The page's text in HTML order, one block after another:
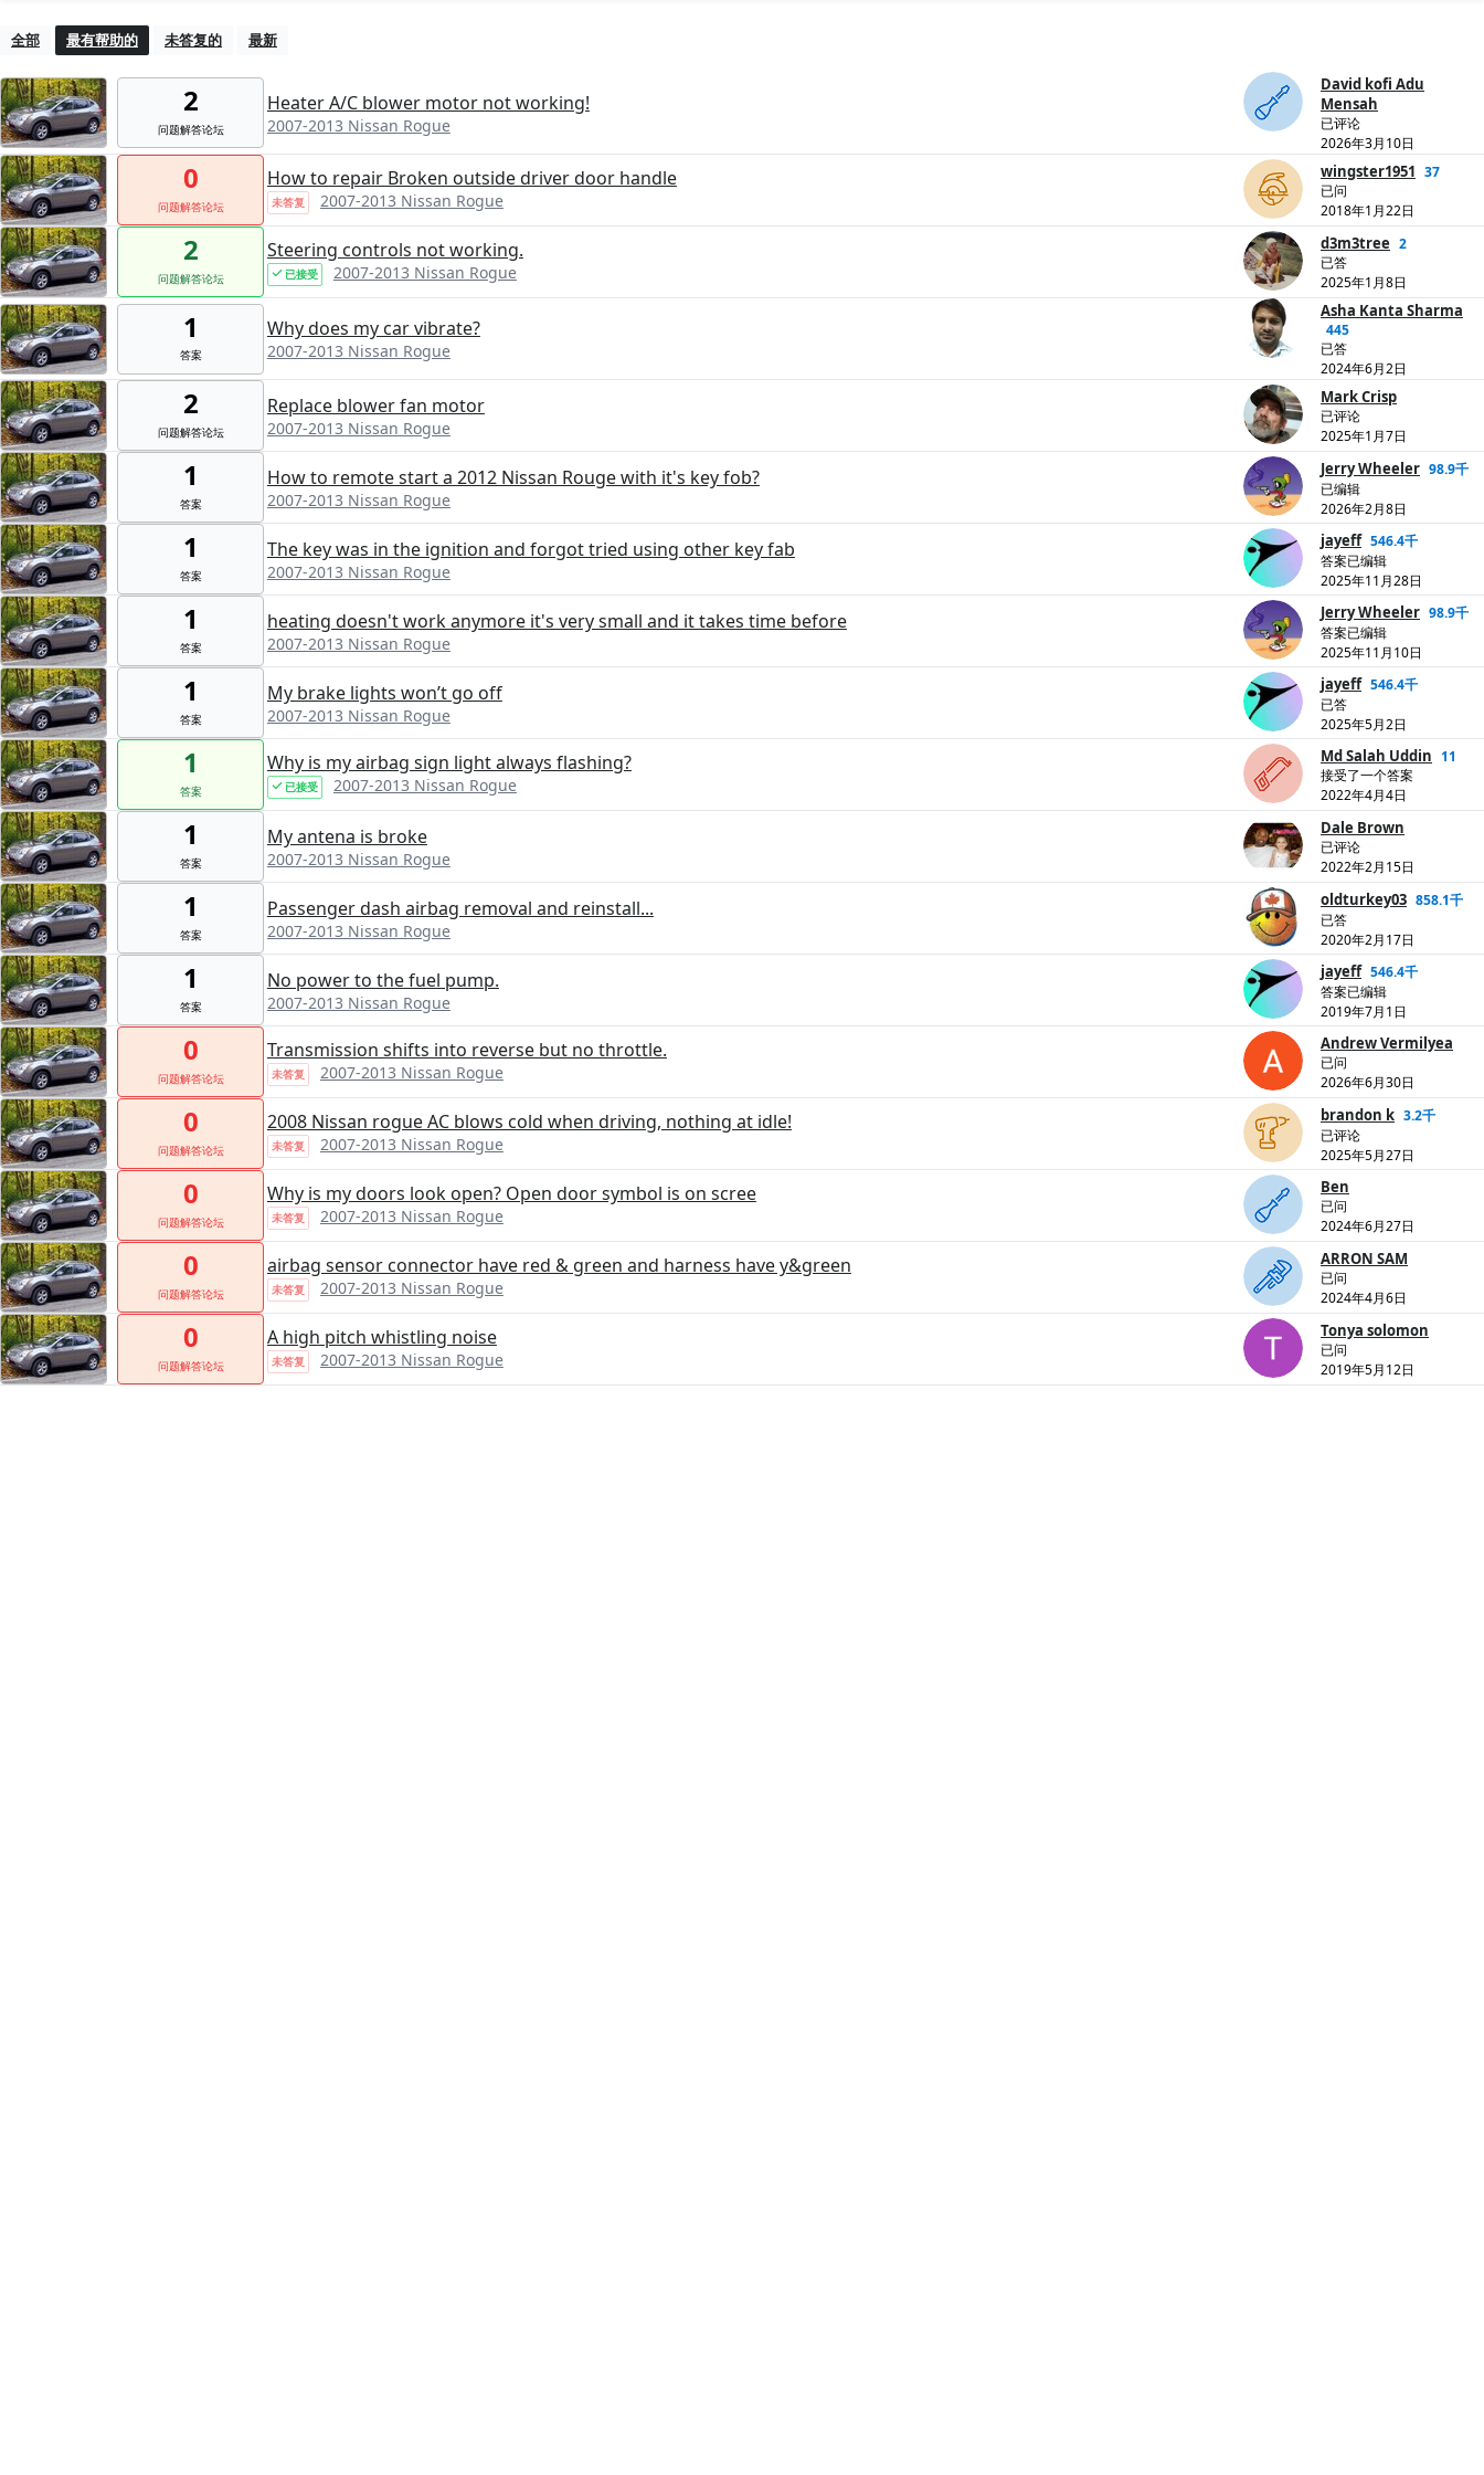
全部 最有帮助的 未答复的 最新
2
问题解答论坛
Heater A/C blower motor not working!
2007-2013 Nissan Rogue
David kofi Adu
Mensah
已评论
2026年3月10日
0
问题解答论坛
How to repair Broken outside driver door handle
未答复 2007-2013 Nissan Rogue
wingster1951 37
已问
2018年1月22日
2
问题解答论坛
Steering controls not working.
已接受 2007-2013 Nissan Rogue
d3m3tree 2
已答
2025年1月8日
1
答案
Why does my car vibrate?
2007-2013 Nissan Rogue
Asha Kanta Sharma
445
已答
2024年6月2日
2
问题解答论坛
Replace blower fan motor
2007-2013 Nissan Rogue
Mark Crisp
已评论
2025年1月7日
1
答案
How to remote start a 2012 Nissan Rouge with it's key fob?
2007-2013 Nissan Rogue
Jerry Wheeler 98.9千
已编辑
2026年2月8日
1
答案
The key was in the ignition and forgot tried using other key fab
2007-2013 Nissan Rogue
jayeff 546.4千
答案已编辑
2025年11月28日
1
答案
heating doesn't work anymore it's very small and it takes time before
2007-2013 Nissan Rogue
Jerry Wheeler 98.9千
答案已编辑
2025年11月10日
1
答案
My brake lights won’t go off
2007-2013 Nissan Rogue
jayeff 546.4千
已答
2025年5月2日
1
答案
Why is my airbag sign light always flashing?
已接受 2007-2013 Nissan Rogue
Md Salah Uddin 11
接受了一个答案
2022年4月4日
1
答案
My antena is broke
2007-2013 Nissan Rogue
Dale Brown
已评论
2022年2月15日
1
答案
Passenger dash airbag removal and reinstall...
2007-2013 Nissan Rogue
oldturkey03 858.1千
已答
2020年2月17日
1
答案
No power to the fuel pump.
2007-2013 Nissan Rogue
jayeff 546.4千
答案已编辑
2019年7月1日
0
问题解答论坛
Transmission shifts into reverse but no throttle.
未答复 2007-2013 Nissan Rogue
Andrew Vermilyea
已问
2026年6月30日
0
问题解答论坛
2008 Nissan rogue AC blows cold when driving, nothing at idle!
未答复 2007-2013 Nissan Rogue
brandon k 3.2千
已评论
2025年5月27日
0
问题解答论坛
Why is my doors look open? Open door symbol is on scree
未答复 2007-2013 Nissan Rogue
Ben
已问
2024年6月27日
0
问题解答论坛
airbag sensor connector have red & green and harness have y&green
未答复 2007-2013 Nissan Rogue
ARRON SAM
已问
2024年4月6日
0
问题解答论坛
A high pitch whistling noise
未答复 2007-2013 Nissan Rogue
Tonya solomon
已问
2019年5月12日